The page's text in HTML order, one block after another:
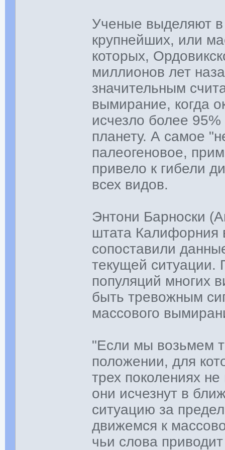
Ученые выделяют
крупнейших, или
которых,
миллионов лет
значительным
вымирание, когда
исчезло более
планету. А самое
палеогеновое,
привело к гибели
всех видов.
Энтони Барноски
штата Калифорния
сопоставили
текущей ситуации.
популяций многих
быть тревожным
массового
"Если мы возьмем
положении, для
трех поколениях
они исчезнут в
ситуацию за
движемся к
чьи слова